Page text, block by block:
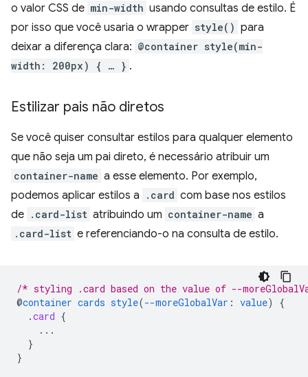
o valor CSS de min-width usando consultas de estilo. É
por isso que você usaria o wrapper style() para
deixar a diferença clara: @container style(min-
width: 200px) { … } .
Estilizar pais não diretos
Se você quiser consultar estilos para qualquer elemento
que não seja um pai direto, é necessário atribuir um
container-name a esse elemento. Por exemplo,
podemos aplicar estilos a
.card com base nos estilos
de .card-list atribuindo um container-name a
.card-list e referenciando-o na consulta de estilo.
/* styling .card based on the value of --
@container cards style(--moreGlobalVar : value)
{
.card {
...
}
}